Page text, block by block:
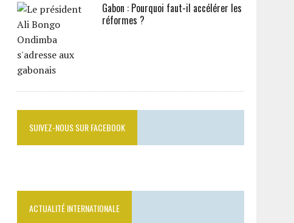
Gabon : Pourquoi faut-il accélérer les
réformes ?
SUIVEZ-NOUS SUR FACEBOOK
ACTUALITÉ INTERNATIONALE